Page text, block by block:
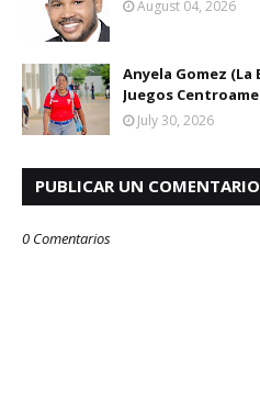
August 04, 2026
Anyela Gomez
Juegos
July 30, 2026
PUBLICAR UN COMENTARIO
0 Comentarios